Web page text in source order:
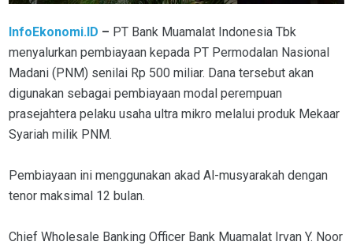
InfoEkonomi.ID – PT Bank Muamalat Indonesia Tbk
menyalurkan pembiayaan kepada PT Permodalan Nasional
Madani (PNM) senilai Rp 500 miliar. Dana tersebut akan
digunakan sebagai pembiayaan modal perempuan
prasejahtera pelaku usaha ultra mikro melalui produk Mekaar
Syariah milik PNM.
Pembiayaan ini menggunakan akad Al-musyarakah dengan
tenor maksimal 12 bulan.
Chief Wholesale Banking Officer Bank Muamalat Irvan Y. Noor